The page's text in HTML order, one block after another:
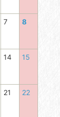
7 8
14 15
21 22